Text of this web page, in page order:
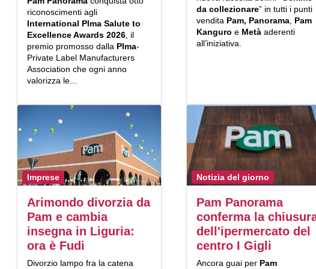
riconoscimenti agli
International Plma Salute to
Excellence Awards 2026 , il
premio promosso dalla Plma-
Private Label Manufacturers
Association che ogni anno
valorizza le...
da collezionare” in tutti i punti
vendita Pam, Panorama, Pam
Kanguro e Metàaderenti
all’iniziativa.
Imprese
Arimondo divorzia da
Pam e cambia
insegna in Liguria:
ora è Fudi
Divorzio lampo fra la catena
Notizia del giorno
Pam Panorama
conferma la
dell'ipermercato del
centro I Gigli
Ancora guai per Pam